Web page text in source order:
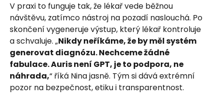
V praxi to funguje tak, že lékař vede běžnou
návštěvu, zatímco nástroj na pozadí naslouchá. Po
skončení vygeneruje výstup, který lékař kontroluje
a schvaluje. „Nikdy neříkáme, že by měl systém
generovat diagnózu. Nechceme žádné
fabulace. Auris není GPT, je to podpora, ne
náhrada,“ říká Nina jasně. Tým si dává extrémní
pozor na bezpečnost, etiku i transparentnost.